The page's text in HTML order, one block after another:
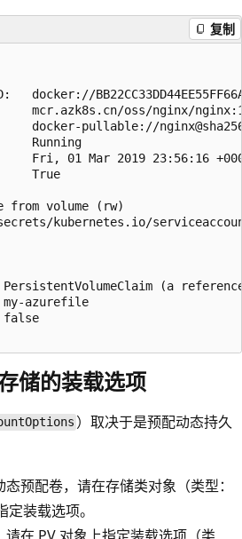
复制
docker://
mcr.azk8s.cn/oss/nginx/
docker-pullable://
Running
Fri, 01 Mar 2019 23:56:16
True
from volume (rw)
kubernetes.io/
(a
azurefile
false
储的装载选项
）取决于是预配动态持久
预配卷，请在存储类对象（类型：
装载选项。
在 PV 对象上指定装载选项（类